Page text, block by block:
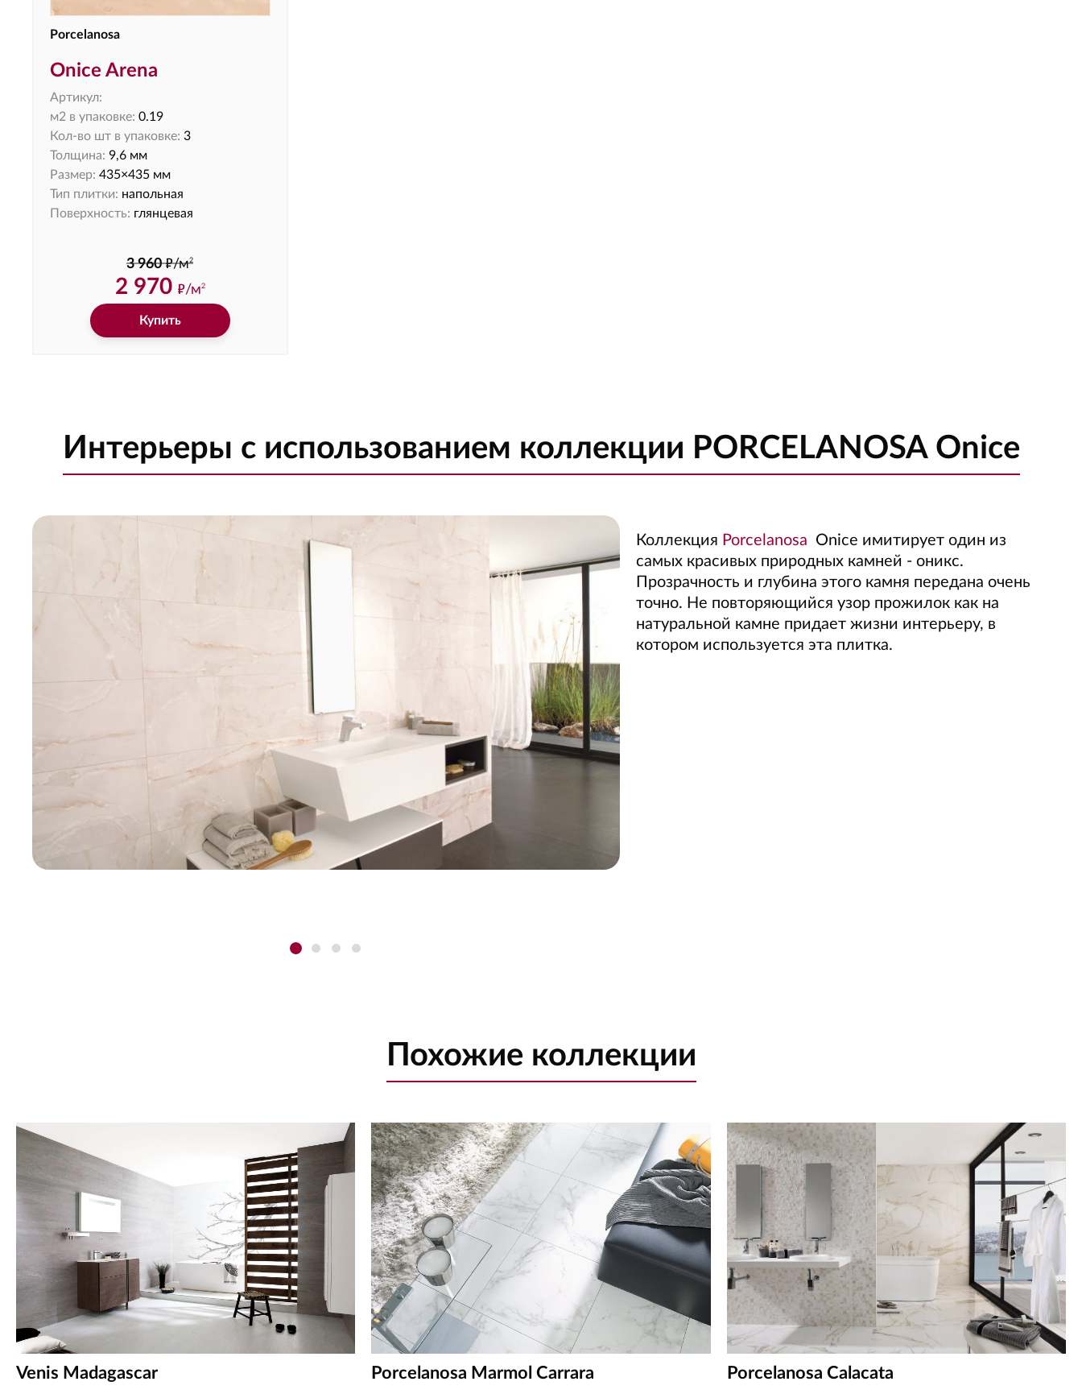
Porcelanosa
Onice Arena
Артикул:
м2 в упаковке: 0.19
Кол-во шт в упаковке: 3
Толщина: 9,6 мм
Размер: 435×435 мм
Тип плитки: напольная
Поверхность: глянцевая
3 960 ф/м2
2 970 ф/м2
Купить
Интерьеры с использованием коллекции PORCELANOSA Onice
Коллекция Porcelanosa Onice имитирует один из
самых красивых природных камней - оникс.
Прозрачность и глубина этого камня передана очень
точно. Не повторяющийся узор прожилок как на
натуральной камне придает жизни интерьеру, в
котором используется эта плитка.
Похожие коллекции
Venis Madagascar Porcelanosa Marmol Carrara Porcelanosa Calacata